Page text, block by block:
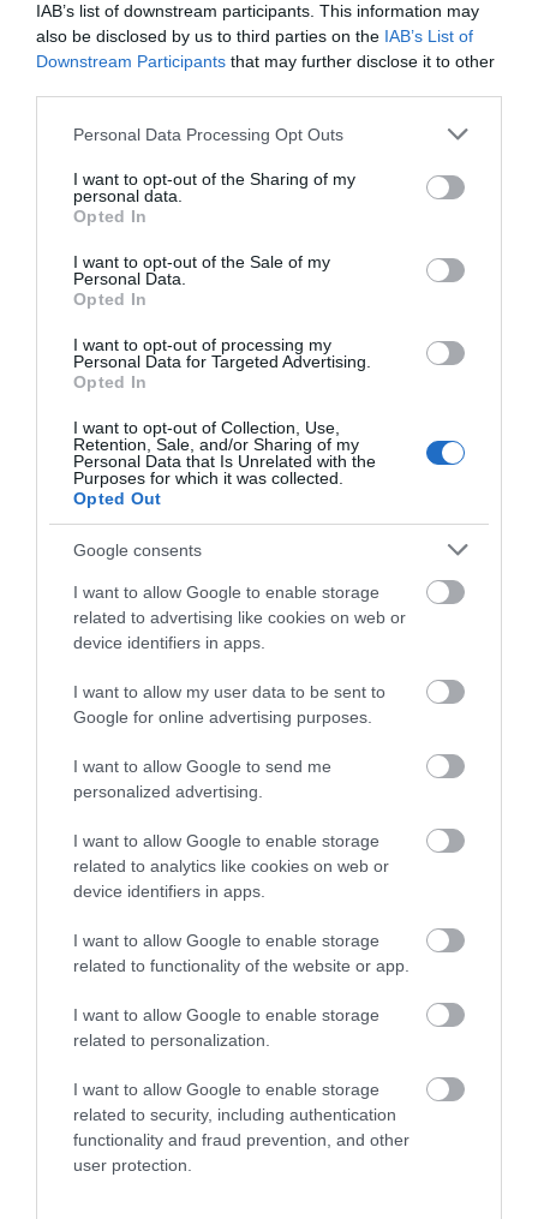
IAB’s list of downstream participants. This information may
also be disclosed by us to third parties on the IAB’s List of
Downstream Participants that may further disclose it to other
Please note that this website/app uses one or more Google
not limited to your visit or usage behaviour. You may click to
grant or deny consent to Google and its third-party tags to
use your data for below specified purposes in below Google
consent section.
Personal Data Processing Opt Outs
I want to opt-out of the Sharing of my
personal data.
Opted In
I want to opt-out of the Sale of my
Personal Data.
Opted In
I want to opt-out of processing my
Personal Data for Targeted Advertising.
Opted In
I want to opt-out of Collection, Use,
Retention, Sale, and/or Sharing of my
Personal Data that Is Unrelated with the
Purposes for which it was collected.
Opted Out
Google consents
I want to allow Google to enable storage
related to advertising like cookies on web or
device identifiers in apps.
I want to allow my user data to be sent to
Google for online advertising purposes.
I want to allow Google to send me
personalized advertising.
I want to allow Google to enable storage
related to analytics like cookies on web or
device identifiers in apps.
I want to allow Google to enable storage
related to functionality of the website or app.
I want to allow Google to enable storage
related to personalization.
I want to allow Google to enable storage
related to security, including authentication
functionality and fraud prevention, and other
user protection.
ΡΟΗ ΕΙΔΗΣΕΩΝ
Φωτιά στη Σκύρο: Χωρίς ενεργό
δυνάμεις της Πυροσβεστικής
07.08.2026 | 00:10
Συνελήφθη 63χρονη για τη φωτιά στη
06.08.2026 | 23:15
Φωτιά στη Σκύρο: Δύσκολη νύχτα για
την Καλαμίτσα – Νέες εικόνες και
06.08.2026 | 22:04
Εύβοια: Με κατάνυξη και πλήθος
κόσμου η μεγάλη γιορτή στους Ωρεούς
– Παρών ο Θανάσης Ζεμπίλης
06.08.2026 | 22:00
Συντάξεις Σεπτεμβρίου 2026: Πότε
πληρώνονται οι δικαιούχοι – Οι
ημερομηνίες του e-ΕΦΚΑ
Σοκ στην Εύβοια με την κοπέλα που
την υγεία της
06.08.2026 | 21:20
Νεότερα για τη Φωτιά στη Σκύρο:
Κινδύνευσε κτηνοτροφική μονάδα –
Νέο βίντεο
06.08.2026 | 21:00
κατανάλωσης σύμφωνα με ειδικό στο
μικροβίωμα του εντέρου
«Ανάσα» για τους αγρότες στην
Εύβοια: Ολοκληρώθηκε μεγάλο έργο
06.08.2026 | 20:40
Όλες οι τελευταίες ειδήσεις